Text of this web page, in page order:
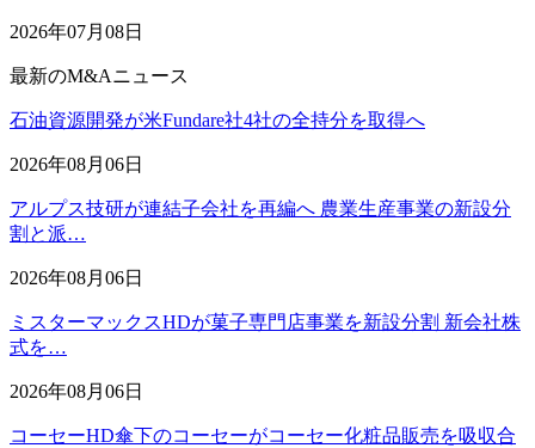
2026年07月08日
最新のM&Aニュース
石油資源開発が米Fundare社4社の全持分を取得へ
2026年08月06日
アルプス技研が連結子会社を再編へ 農業生産事業の新設分
割と派…
2026年08月06日
ミスターマックスHDが菓子専門店事業を新設分割 新会社株
式を…
2026年08月06日
コーセーHD傘下のコーセーがコーセー化粧品販売を吸収合